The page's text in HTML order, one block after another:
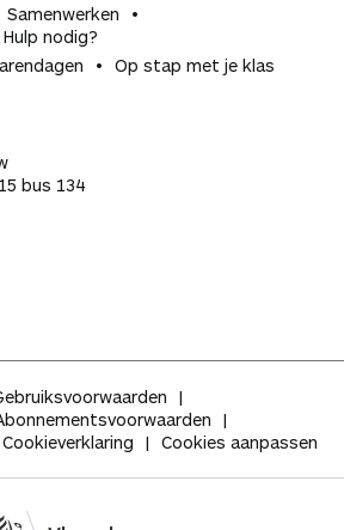
Samenwerken
Hulp nodig?
Op stap met je klas
bus 134
Cookieverklaring Cookies aanpassen